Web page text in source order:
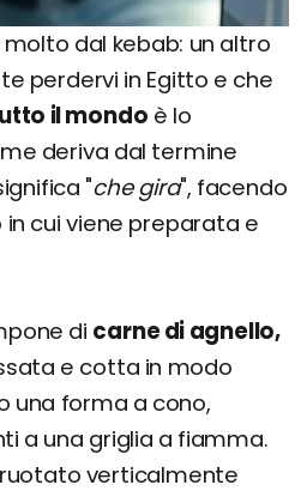
dal kebab: un altro
perdervi in Egitto e che
il mondo è lo
deriva dal termine
"che gira", facendo
cui viene preparata e
di carne di agnello,
e cotta in modo
una forma a cono,
a una griglia a fiamma.
verticalmente